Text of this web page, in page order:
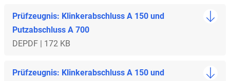
Prüfzeugnis: Klinkerabschluss A 150 und
Putzabschluss A 700
DEPDF | 172 KB
Prüfzeugnis: Klinkerabschluss A 150 und